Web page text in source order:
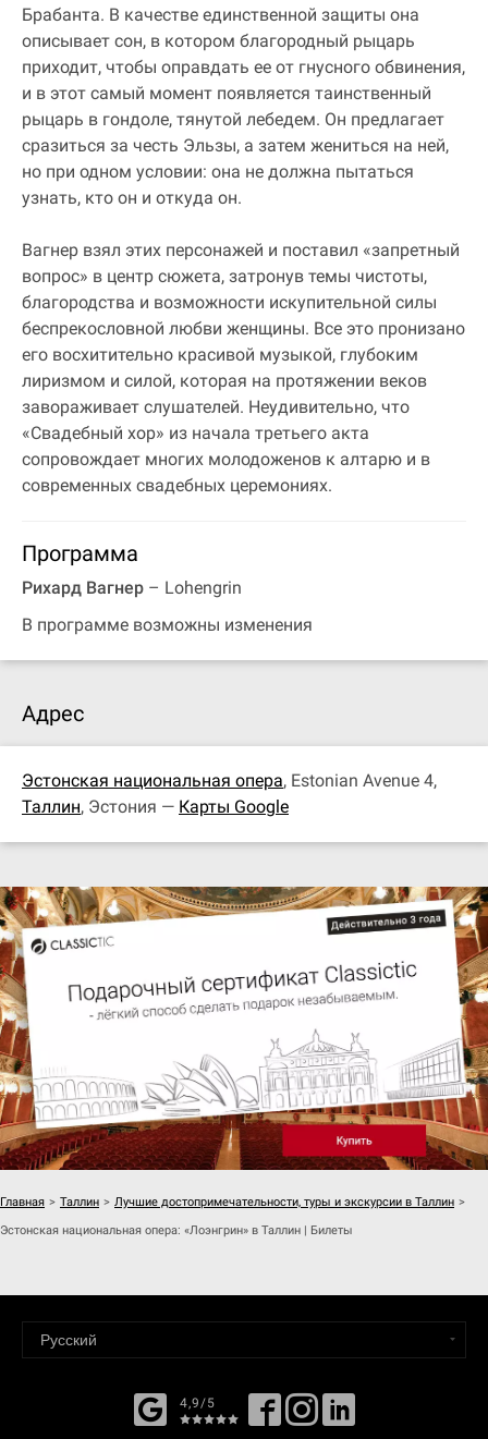
Брабанта. В качестве единственной защиты она
описывает сон, в котором благородный рыцарь
приходит, чтобы оправдать ее от гнусного обвинения,
и в этот самый момент появляется таинственный
рыцарь в гондоле, тянутой лебедем. Он предлагает
сразиться за честь Эльзы, а затем жениться на ней,
но при одном условии: она не должна пытаться
узнать, кто он и откуда он.
Вагнер взял этих персонажей и поставил «запретный
вопрос» в центр сюжета, затронув темы чистоты,
благородства и возможности искупительной силы
беспрекословной любви женщины. Все это пронизано
его восхитительно красивой музыкой, глубоким
лиризмом и силой, которая на протяжении веков
завораживает слушателей. Неудивительно, что
«Свадебный хор» из начала третьего акта
сопровождает многих молодоженов к алтарю и в
современных свадебных церемониях.
Программа
Рихард Вагнер – Lohengrin
В программе возможны изменения
Адрес
Эстонская национальная опера, Estonian Avenue 4,
Таллин, Эстония — Карты Google
Главная > Таллин > Лучшие достопримечательности, туры и экскурсии в Таллин >
Эстонская национальная опера: «Лоэнгрин» в Таллин | Билеты
4,9/5